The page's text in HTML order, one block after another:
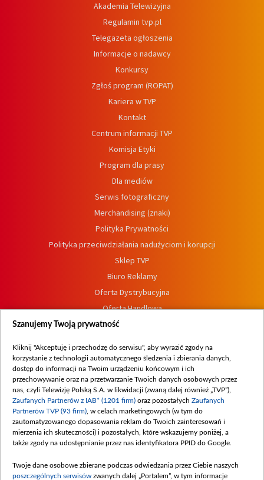
Akademia Telewizyjna
Regulamin tvp.pl
Telegazeta ogłoszenia
Informacje o nadawcy
Konkursy
Zgłoś program (ROPAT)
Kariera w TVP
Kontakt
Centrum informacji TVP
Komisja Etyki
Program dla prasy
Dla mediów
Serwis fotograficzny
Merchandising (znaki)
Polityka Prywatności
Polityka przeciwdziałania nadużyciom i korupcji
Sklep TVP
Biuro Reklamy
Oferta Dystrybucyjna
Oferta Handlowa
Dostępność
Procedura zgłoszeń wewnętrznych
Szanujemy Twoją prywatność
Kliknij "Akceptuję i przechodzę do serwisu", aby wyrazić zgody na
korzystanie z technologii automatycznego śledzenia i zbierania danych,
dostęp do informacji na Twoim urządzeniu końcowym i ich
przechowywanie oraz na przetwarzanie Twoich danych osobowych przez
nas, czyli Telewizję Polską S.A. w likwidacji (zwaną dalej również „TVP”),
Zaufanych Partnerów z IAB* (1201 firm) oraz pozostałych Zaufanych
Partnerów TVP (93 firm) , w celach marketingowych (w tym do
zautomatyzowanego dopasowania reklam do Twoich zainteresowań i
mierzenia ich skuteczności) i pozostałych, które wskazujemy poniżej, a
także zgody na udostępnianie przez nas identyfikatora PPID do Google.
Twoje dane osobowe zbierane podczas odwiedzania przez Ciebie naszych
poszczególnych serwisów zwanych dalej „Portalem”, w tym informacje